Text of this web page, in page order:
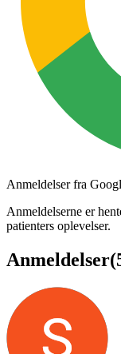
Anmeldelser fra
Anmeldelserne er
patienters oplevelser.
Anmeldelser(